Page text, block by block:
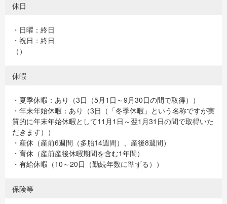
休日
・日曜：終日
・祝日：終日
（）
休暇
・夏季休暇：あり（3日（5月1日～9月30日の間で取得））
・年末年始休暇：あり（3日（「冬季休暇」という名称ですが実
質的に年末年始休暇として11月1日～翌1月31日の間で取得いた
だきます））
・産休（産前6週間（多胎14週間）、産後8週間）
・育休（産前産後休暇期間を含む1年間）
・有給休暇（10～20日（勤続年数に準ずる））
保険等